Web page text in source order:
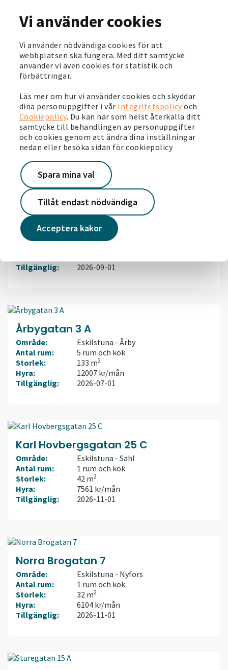
Vi använder cookies
Vi använder nödvändiga cookies för att
webbplatsen ska fungera. Med ditt samtycke
använder vi även cookies för statistik och
förbättringar.
Läs mer om hur vi använder cookies och skyddar
dina personuppgifter i vår Integritetspolicy och
Cookiepolicy. Du kan när som helst återkalla ditt
samtycke till behandlingen av personuppgifter
och cookies genom att ändra dina inställningar
nedan eller besöka sidan för cookiepolicy
Acceptera kakor
Spara mina val
Tillåt endast nödvändiga
Storlek:
64 m
Hyra:
7886 kr/mån
Vårvägen 21 C
Område:
Eskilstuna - Skiftinge
Antal rum:
3 rum och kök
Storlek:
74 m2
Hyra:
8858 kr/mån
Tillgänglig:
2026-07-01
Östra Storgatan 7 A
Område:
Eskilstuna - Norr
Antal rum:
3 rum och kök
Tillgänglig:
2026-09-01
Årbygatan 3 A
Område:
Eskilstuna - Årby
Antal rum:
5 rum och kök
Storlek:
133 m2
Hyra:
12007 kr/mån
Tillgänglig:
2026-07-01
Karl Hovbergsgatan 25 C
Område:
Eskilstuna - Sahl
Antal rum:
1 rum och kök
Storlek:
42 m2
Hyra:
7561 kr/mån
Tillgänglig:
2026-11-01
Norra Brogatan 7
Område:
Eskilstuna - Nyfors
Antal rum:
1 rum och kök
Storlek:
32 m2
Hyra:
6104 kr/mån
Tillgänglig:
2026-11-01